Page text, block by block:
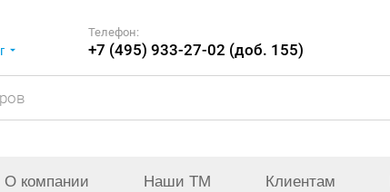
Телефон:
+7 (495) 933-27-02 (доб. 155)
О компании Наши ТМ Клиентам